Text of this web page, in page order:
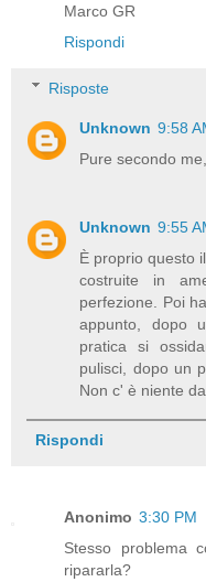
Marco GR
Rispondi
Risposte
Unknown 9:58
Pure secondo
Unknown 9:55
È proprio questo
costruite in
perfezione. Poi
appunto, dopo
pratica si
pulisci, dopo un
Non c' è niente da
Rispondi
Anonimo 3:30 PM
Stesso problema
ripararla?